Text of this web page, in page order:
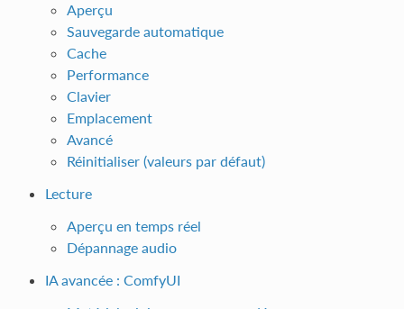
Aperçu
Sauvegarde automatique
Cache
Performance
Clavier
Emplacement
Avancé
Réinitialiser (valeurs par défaut)
Lecture
Aperçu en temps réel
Dépannage audio
IA avancée : ComfyUI